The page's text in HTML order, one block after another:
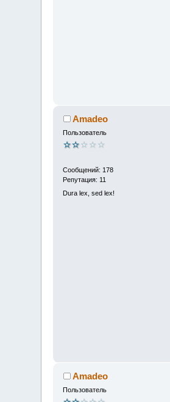
Amadeo
Пользователь
Сообщений: 178
Репутация: 11
Dura lex, sed lex!
Amadeo
Пользователь